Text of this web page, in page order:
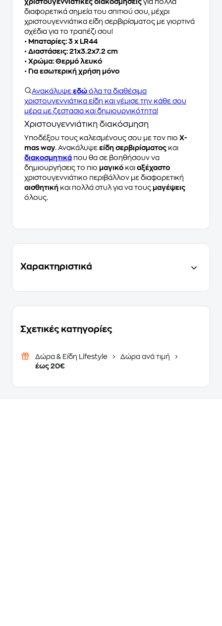
διαφορετικά σημεία του σπιτιού σου, μέχρι
χριστουγεννιάτικα είδη σερβιρίσματος με γιορτινά
σχέδια για το τραπέζι σου!
• Μπαταρίες: 3 x LR44
• Διαστάσεις: 21x3.2x7.2 cm
• Χρώμα: Θερμό λευκό
• Για εσωτερική χρήση μόνο
Ανακάλυψε εδώ όλα τα διαθέσιμα
χριστουγεννιάτικα είδη και γέμισε την κάθε σου
μέρα με ζεστασια και δημιουργικότητα!
Χριστουγεννιάτικη διακόσμηση
Υποδέξου τους καλεσμένους σου με τον πιο X-
mas way. Ανακάλυψε είδη σερβιρίσματος και
διακοσμητικά που θα σε βοηθήσουν να
δημιουργήσεις το πιο μαγικό και αξέχαστο
χριστουγεννιάτικο περιβάλλον με διαφορετική
αισθητική και πολλά στυλ για να τους μαγέψεις
όλους.
Χαρακτηριστικά
Σχετικές κατηγορίες
Δώρα & Είδη Lifestyle
Δώρα ανά τιμή
έως 20€